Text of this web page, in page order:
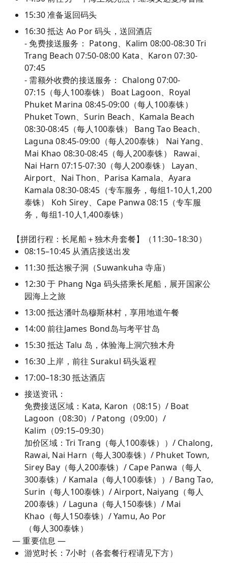
15:30 准备返回码头
16:30 抵达 Ao Por 码头，送回酒店
- 免费接送服务： Patong、Kalim 08:00-08:30 Tri
Trang Beach 07:50-08:00 Kata、Karon 07:30-
07:45
- 需额外收费的接送服务： Chalong 07:00-
07:15（每人100泰铢） Boat Lagoon、Royal
Phuket Marina 08:45-09:00（每人100泰铢）
Phuket Town、Surin Beach、Kamala Beach
08:30-08:45（每人100泰铢） Bang Tao Beach、
Laguna 08:45-09:00（每人200泰铢） Nai Yang、
Mai Khao 08:30-08:45（每人200泰铢） Rawai、
Nai Harn 07:15-07:30（每人200泰铢） Layan、
Airport、Nai Thon、Parisa Kamala、Ayara
Kamala 08:30-08:45（专车服务，每组1-10人1,200
泰铢） Koh Sirey、Cape Panwa 08:15（专车服
务，每组1-10人1,400泰铢）
【拼团行程：长尾船＋独木舟套餐】（11:30–18:30）
08:15–10:45 从酒店接送出发
11:30 抵达猴子洞（Suwankuha 寺庙）
12:30 于 Phang Nga 码头搭乘长尾船，展开国家公
园海上之旅
13:00 抵达潘叶岛穆斯林村，享用地道午餐
14:00 前往James Bond岛与考平甘岛
15:30 抵达 Talu 岛，体验海上洞穴独木舟
16:30 上岸，前往 Surakul 码头返程
17:00–18:30 抵达酒店
接送资讯：
免费接送区域：Kata, Karon（08:15）/ Boat
Lagoon（08:30）/ Patong（09:00）/
Kalim（09:15–09:30）
加价区域：Tri Trang（每人100泰铢））/ Chalong,
Rawai, Nai Harn（每人300泰铢）/ Phuket Town,
Sirey Bay（每人200泰铢）/ Cape Panwa（每人
300泰铢）/ Kamala（每人100泰铢））/ Bang Tao,
Surin（每人100泰铢）/ Airport, Naiyang（每人
200泰铢）/ Laguna（每人150泰铢）/ Mai
Khao（每人150泰铢）/ Yamu, Ao Por
（每人300泰铢）
— 重要信息 —
游览时长：7小时（各套餐行程请见下方）